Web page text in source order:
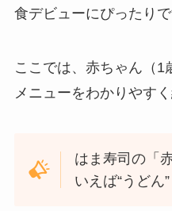
食デビューにぴったりで
ここでは、赤ちゃん（1
メニューをわかりやすく
はま寿司の「
いえば“うどん”